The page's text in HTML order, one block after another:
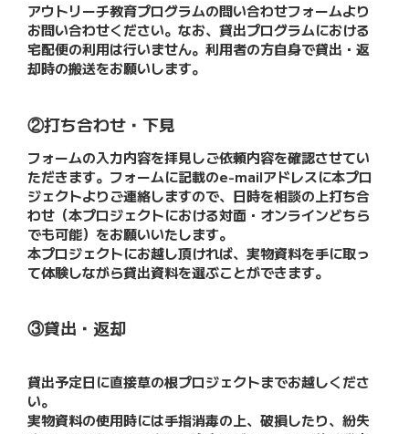
アウトリーチ教育プログラムの問い合わせフォームより
お問い合わせください。なお、貸出プログラムにおける
宅配便の利用は行いません。利用者の方自身で貸出・返
却時の搬送をお願いします。
②打ち合わせ・下見
フォームの入力内容を拝見しご依頼内容を確認させてい
ただきます。フォームに記載のe-mailアドレスに本プロ
ジェクトよりご連絡しますので、日時を相談の上打ち合
わせ（本プロジェクトにおける対面・オンラインどちら
でも可能）をお願いいたします。
本プロジェクトにお越し頂ければ、実物資料を手に取っ
て体験しながら貸出資料を選ぶことができます。
③貸出・返却
貸出予定日に直接草の根プロジェクトまでお越しくださ
い。
実物資料の使用時には手指消毒の上、破損したり、紛失